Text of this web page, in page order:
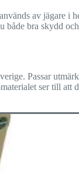
av jägare i
både bra skydd och
Passar
ser till att